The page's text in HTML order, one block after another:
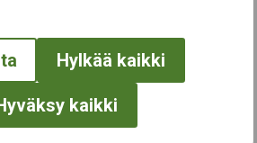
Hylkää kaikki
kaikki